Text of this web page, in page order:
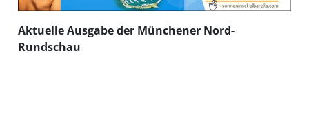
Aktuelle Ausgabe der Münchener Nord-
Rundschau